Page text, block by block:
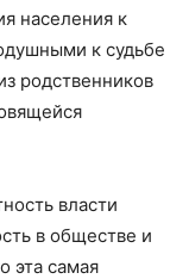
населения к
к судьбе
родственников
власти
в обществе и
эта самая